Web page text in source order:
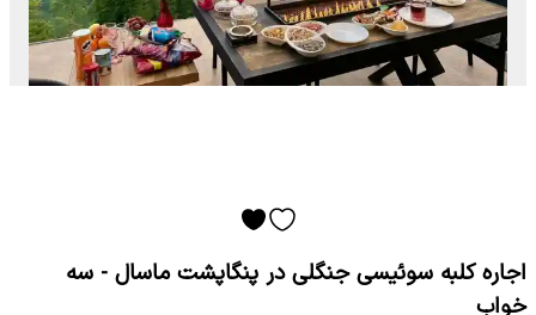
اجاره کلبه سوئیسی جنگلی در پنگاپشت ماسال - سه
خواب